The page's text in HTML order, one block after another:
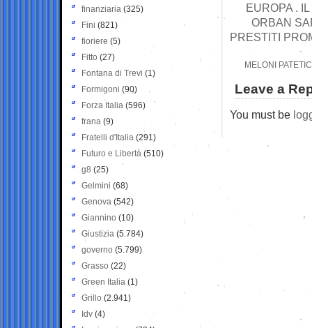
EUROPA .
ORBAN
PRESTITI
MELONI
Leave a
You must be
finanziaria (325)
Fini (821)
fioriere (5)
Fitto (27)
Fontana di Trevi (1)
Formigoni (90)
Forza Italia (596)
frana (9)
Fratelli d'Italia (291)
Futuro e Libertà (510)
g8 (25)
Gelmini (68)
Genova (542)
Giannino (10)
Giustizia (5.784)
governo (5.799)
Grasso (22)
Green Italia (1)
Grillo (2.941)
Idv (4)